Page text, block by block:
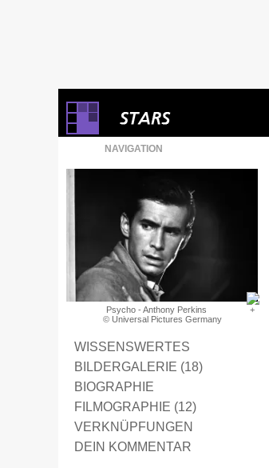
NAVIGATION
Psycho - Anthony Perkins
© Universal Pictures Germany
WISSENSWERTES
BILDERGALERIE (18)
BIOGRAPHIE
FILMOGRAPHIE (12)
VERKNÜPFUNGEN
DEIN KOMMENTAR